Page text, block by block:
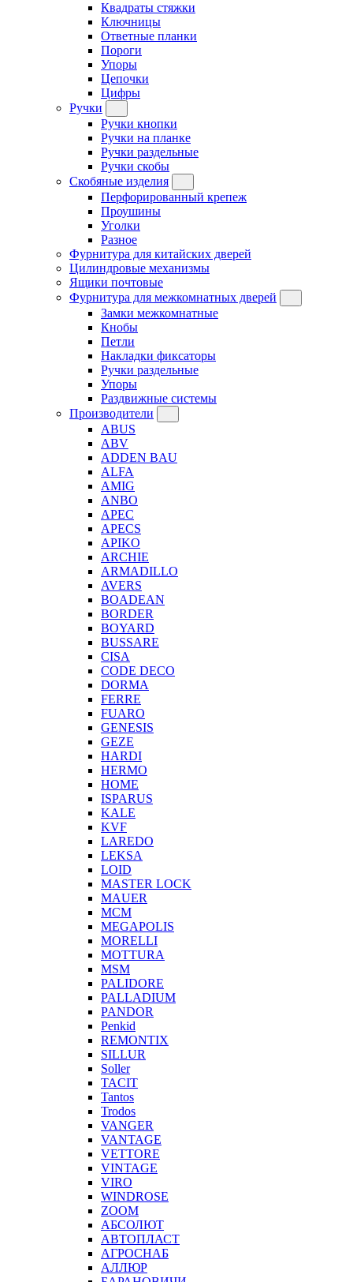
Квадраты стяжки
Ключницы
Ответные планки
Пороги
Упоры
Цепочки
Цифры
Ручки
Ручки кнопки
Ручки на планке
Ручки раздельные
Ручки скобы
Скобяные изделия
Перфорированный крепеж
Проушины
Уголки
Разное
Фурнитура для китайских дверей
Цилиндровые механизмы
Ящики почтовые
Фурнитура для межкомнатных дверей
Замки межкомнатные
Кнобы
Петли
Накладки фиксаторы
Ручки раздельные
Упоры
Раздвижные системы
Производители
ABUS
ABV
ADDEN BAU
ALFA
AMIG
ANBO
APEC
APECS
APIKO
ARCHIE
ARMADILLO
AVERS
BOADEAN
BORDER
BOYARD
BUSSARE
CISA
CODE DECO
DORMA
FERRE
FUARO
GENESIS
GEZE
HARDI
HERMO
HOMЕ
ISPARUS
KALE
KVF
LAREDO
LEKSA
LOID
MASTER LOCK
MAUER
MCM
MEGAPOLIS
MORELLI
MOTTURA
MSM
PALIDORE
PALLADIUM
PANDOR
Penkid
REMONTIX
SILLUR
Soller
TACIT
Tantos
Trodos
VANGER
VANTAGE
VETTORE
VINTAGE
VIRO
WINDROSE
ZOOM
АБСОЛЮТ
АВТОПЛАСТ
АГРОСНАБ
АЛЛЮР